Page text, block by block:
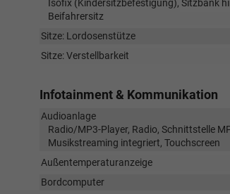
Isofix (Kindersitzbefestigung), Sitzbank
Beifahrersitz
Sitze: Lordosenstütze
Sitze: Verstellbarkeit
Infotainment & Kommunikation
Audioanlage
Radio/MP3-Player, Radio, Schnittstelle
Musikstreaming integriert, Touchscreen
Außentemperaturanzeige
Bordcomputer